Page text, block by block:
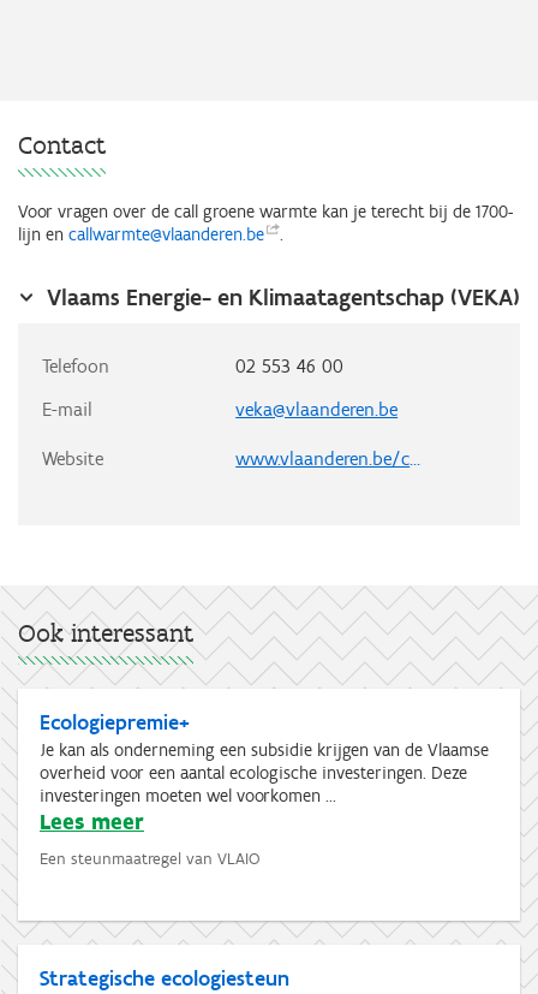
Contact
Voor vragen over de call groene warmte kan je terecht bij de 1700-
lijn en callwarmte@vlaanderen.be
Vlaams Energie- en Klimaatagentschap (VEKA)
Telefoon
02 553 46 00
E-mail
veka@vlaanderen.be
Website
Ook interessant
Ecologiepremie+
Je kan als onderneming een subsidie krijgen van de Vlaamse
overheid voor een aantal ecologische investeringen. Deze
investeringen moeten wel voorkomen ...
Lees meer
Een steunmaatregel van VLAIO
Strategische ecologiesteun